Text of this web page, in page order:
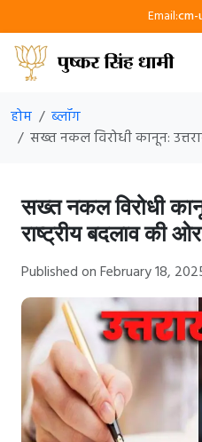
Email:cm-
होम
ब्लॉग
सख्त नकल विरोधी कानून:
सख्त नकल विरोधी
राष्ट्रीय बदलाव की ओर
Published on February 18,